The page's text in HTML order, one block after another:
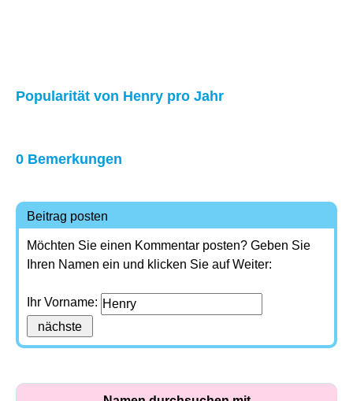
Popularität von Henry pro Jahr
0 Bemerkungen
Beitrag posten
Möchten Sie einen Kommentar posten? Geben Sie
Ihren Namen ein und klicken Sie auf Weiter:
Ihr Vorname: